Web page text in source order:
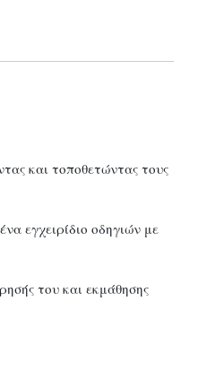
και τοποθετώντας τους
εγχειρίδιο οδηγιών με
του και εκμάθησης